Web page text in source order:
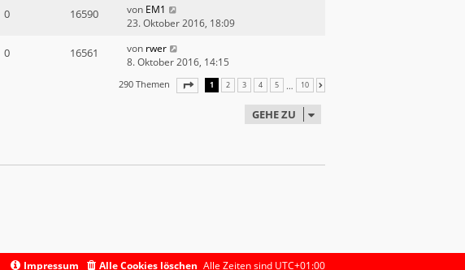
0 16590 von EM1
23. Oktober 2016, 18:09
0 16561 von rwer
8. Oktober 2016, 14:15
290 Themen SEITE VON 10
1 2 3 4 5 … 10
GEHE ZU
Alle Zeiten sind UTC+01:00
Alle Cookies löschen
Impressum